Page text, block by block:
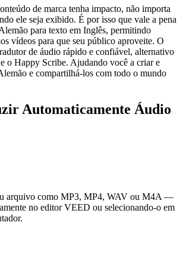
de marca tenha impacto, não importa
ele seja exibido. É por isso que vale a pena
para texto em Inglês, permitindo
vídeos para que seu público aproveite. O
de áudio rápido e confiável, alternativo
o Happy Scribe. Ajudando você a criar e
e compartilhá-los com todo o mundo
Automaticamente Áudio
arquivo como MP3, MP4, WAV ou M4A —
no editor VEED ou selecionando-o em